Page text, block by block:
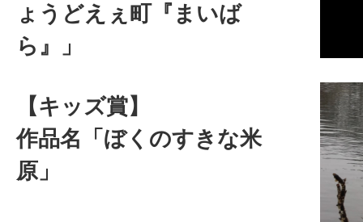
ょうどえぇ町『まいば
ら』」
【キッズ賞】
作品名「ぼくのすきな米
原」